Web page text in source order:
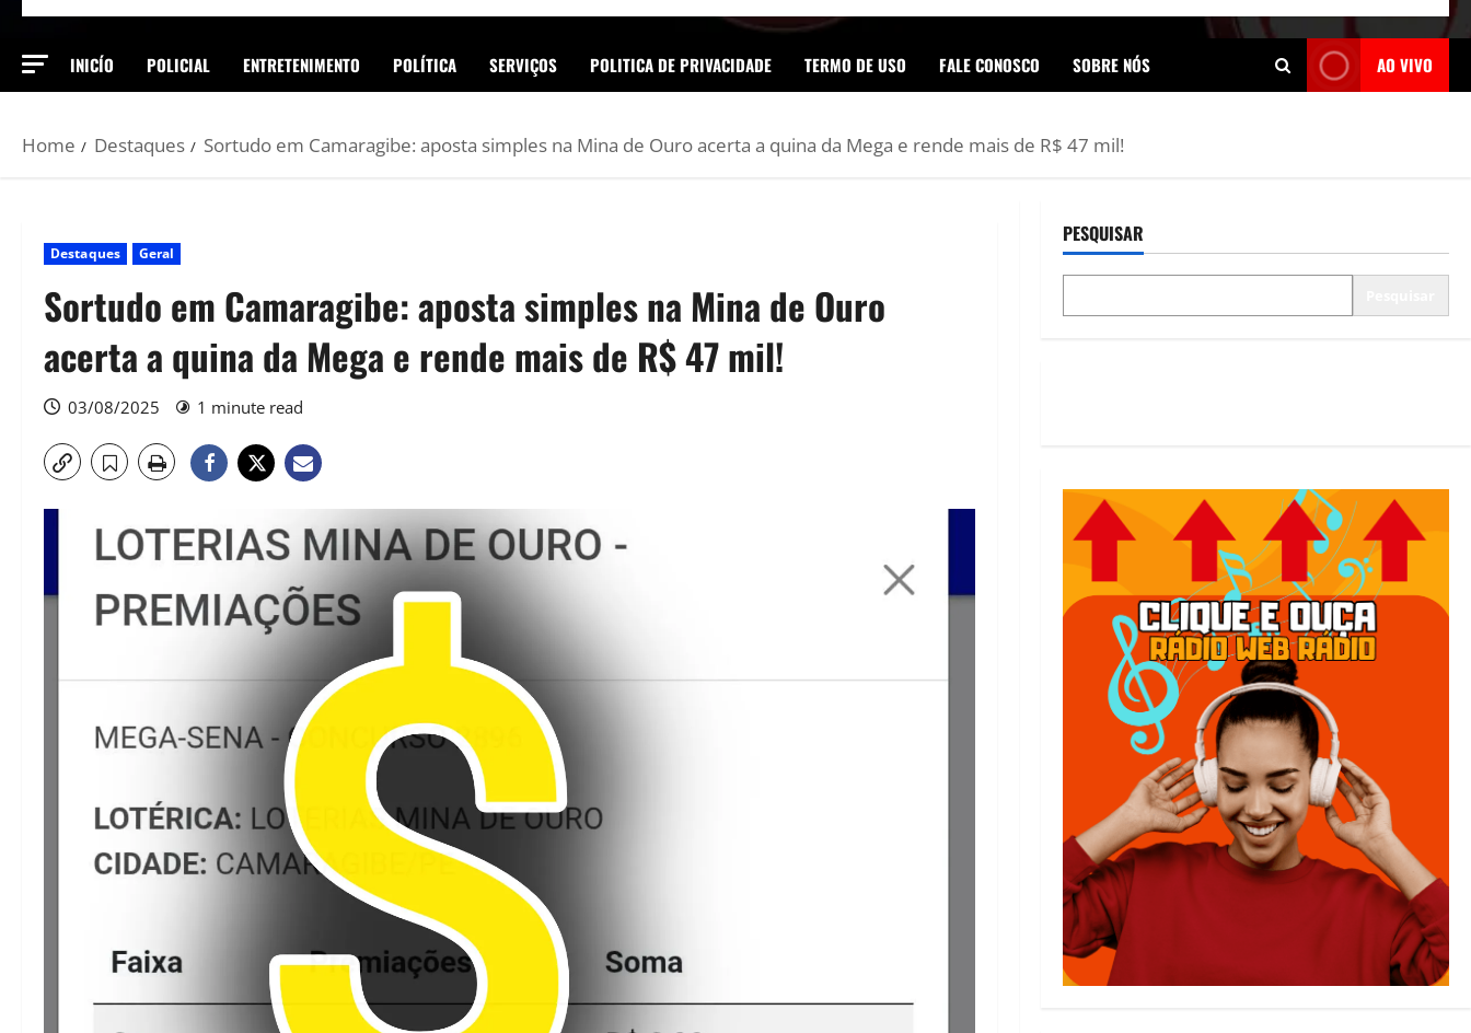
INICÍO POLICIAL ENTRETENIMENTO POLÍTICA SERVIÇOS POLITICA DE PRIVACIDADE TERMO DE USO FALE CONOSCO SOBRE NÓS AO VIVO
Home Destaques Sortudo em Camaragibe: aposta simples na Mina de Ouro acerta a quina da Mega e rende mais de R$ 47 mil!
Destaques Geral
Sortudo em Camaragibe: aposta simples na Mina de Ouro
acerta a quina da Mega e rende mais de R$ 47 mil!
03/08/2025 1 minute read
PESQUISAR